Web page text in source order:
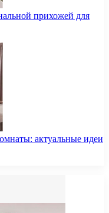
прихожей для
актуальные идеи